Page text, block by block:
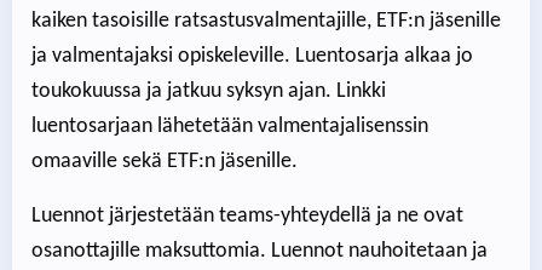
kaiken tasoisille ratsastusvalmentajille, ETF:n jäsenille
ja valmentajaksi opiskeleville. Luentosarja alkaa jo
toukokuussa ja jatkuu syksyn ajan. Linkki
luentosarjaan lähetetään valmentajalisenssin
omaaville sekä ETF:n jäsenille.
Luennot järjestetään teams-yhteydellä ja ne ovat
osanottajille maksuttomia. Luennot nauhoitetaan ja